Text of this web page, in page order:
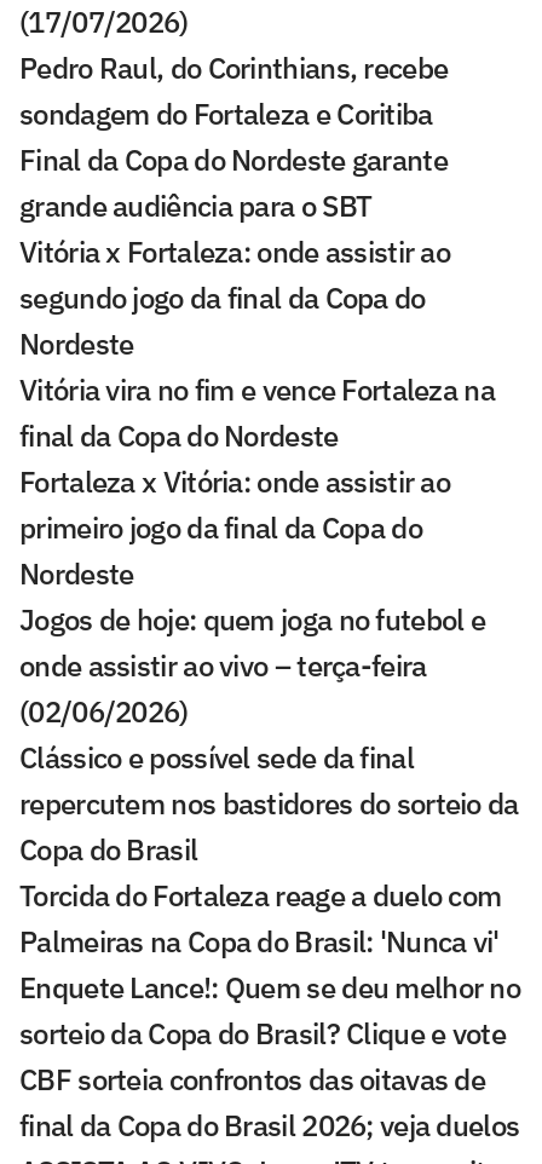
(17/07/2026)
Pedro Raul, do Corinthians, recebe
sondagem do Fortaleza e Coritiba
Final da Copa do Nordeste garante
grande audiência para o SBT
Vitória x Fortaleza: onde assistir ao
segundo jogo da final da Copa do
Nordeste
Vitória vira no fim e vence Fortaleza na
final da Copa do Nordeste
Fortaleza x Vitória: onde assistir ao
primeiro jogo da final da Copa do
Nordeste
Jogos de hoje: quem joga no futebol e
onde assistir ao vivo – terça-feira
(02/06/2026)
Clássico e possível sede da final
repercutem nos bastidores do sorteio da
Copa do Brasil
Torcida do Fortaleza reage a duelo com
Palmeiras na Copa do Brasil: 'Nunca vi'
Enquete Lance!: Quem se deu melhor no
sorteio da Copa do Brasil? Clique e vote
CBF sorteia confrontos das oitavas de
final da Copa do Brasil 2026; veja duelos